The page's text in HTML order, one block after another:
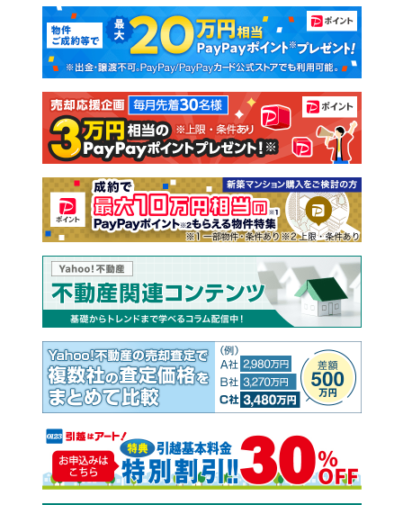
新築マンション 中古マンション
新築一戸建て 中古一戸建て
注文住宅 土地
売却査定
マンションカタログ 教えて！住まいの先生